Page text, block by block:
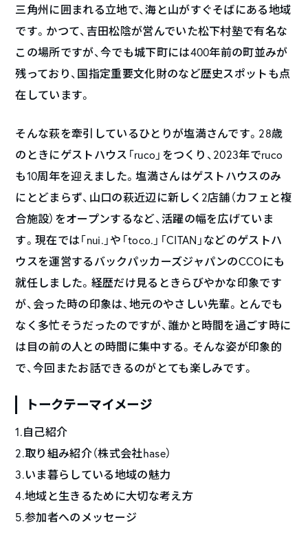
三角州に囲まれる立地で、海と山がすぐそばにある地域
です。かつて、吉田松陰が営んでいた松下村塾で有名な
この場所ですが、今でも城下町には400年前の町並みが
残っており、国指定重要文化財のなど歴史スポットも点
在しています。
そんな萩を牽引しているひとりが塩満さんです。28歳
のときにゲストハウス「ruco」をつくり、2023年でruco
も10周年を迎えました。塩満さんはゲストハウスのみ
にとどまらず、山口の萩近辺に新しく2店舗（カフェと複
合施設）をオープンするなど、活躍の幅を広げていま
す。現在では「nui.」や「toco.」「CITAN」などのゲストハ
ウスを運営するバックパッカーズジャパンのCCOにも
就任しました。経歴だけ見るときらびやかな印象です
が、会った時の印象は、地元のやさしい先輩。とんでも
なく多忙そうだったのですが、誰かと時間を過ごす時に
は目の前の人との時間に集中する。そんな姿が印象的
で、今回またお話できるのがとても楽しみです。
トークテーマイメージ
1.自己紹介
2.取り組み紹介（株式会社hase）
3.いま暮らしている地域の魅力
4.地域と生きるために大切な考え方
5.参加者へのメッセージ